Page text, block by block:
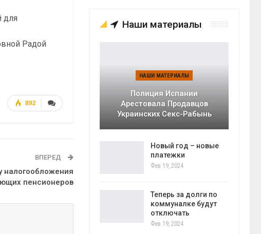
для
Радой
892
ВПЕРЕД
налогообложения
пенсионеров
Наши материалы
НАШИ МАТЕРИАЛЫ
Полиция Испании
Арестовала Продавцов
Украинских Секс-Рабынь
Новый год – новые
платежки
Фев 19, 2024
Теперь за долги по
коммуналке будут
отключать
Фев 19, 2024